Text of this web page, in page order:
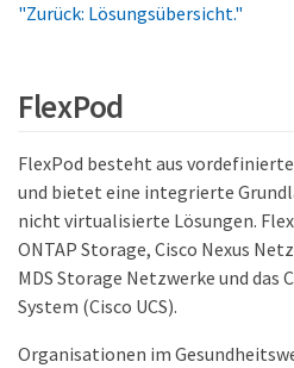
"Zurück: Lösungsübersicht."
FlexPod
FlexPod besteht aus
und bietet eine integrierte
nicht virtualisierte Lösungen.
ONTAP Storage, Cisco Nexus
MDS Storage Netzwerke und das
System (Cisco UCS).
Organisationen im